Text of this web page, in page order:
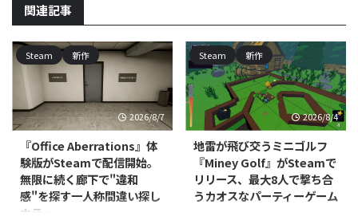
関連記事
Steam 新作
2026/8/7
『Office Aberrations』体
験版がSteamで配信開始。
無限に続く廊下で"違和
感"を探す一人称間違い探し
ホラー
Steam 新作
2026/8/4
地雷が飛び交うミニゴルフ
『Miney Golf』がSteamで
リリース、最大8人で撃ち合
うカオスなパーティーゲーム